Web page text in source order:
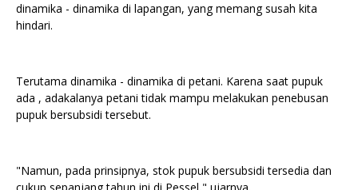
dinamika - dinamika di lapangan, yang memang susah kita
hindari.
Terutama dinamika - dinamika di petani. Karena saat pupuk
ada , adakalanya petani tidak mampu melakukan penebusan
pupuk bersubsidi tersebut.
"Namun, pada prinsipnya, stok pupuk bersubsidi tersedia dan